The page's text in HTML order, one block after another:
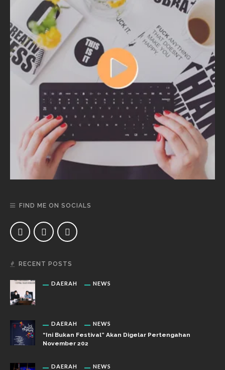
FIND ME ON SOCIALS
RECENT POSTS
DAERAH NEWS
DAERAH NEWS
“Ini Bukan Festival” Akan Digelar Pertengahan
November 202
DAERAH NEWS